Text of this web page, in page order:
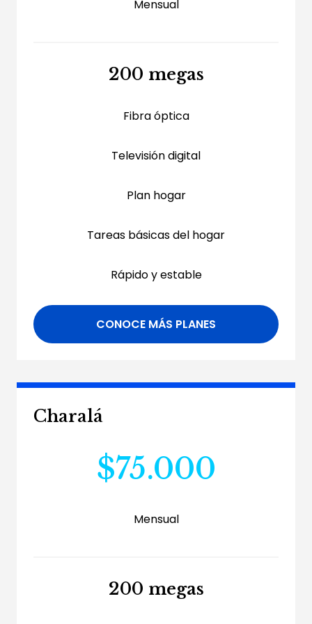
Mensual
200 megas
Fibra óptica
Televisión digital
Plan hogar
Tareas básicas del hogar
Rápido y estable
CONOCE MÁS PLANES
Charalá
$75.000
Mensual
200 megas